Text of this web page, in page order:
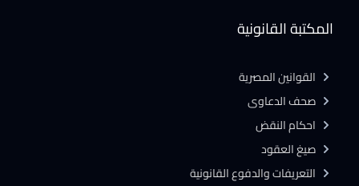
المكتبة القانونية
القوانين المصرية
صحف الدعاوى
احكام النقض
صيغ العقود
التعريفات والدفوع القانونية